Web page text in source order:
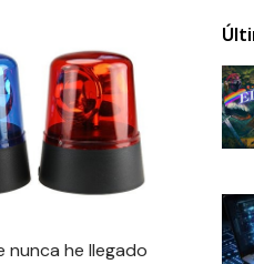
nunca he llegado